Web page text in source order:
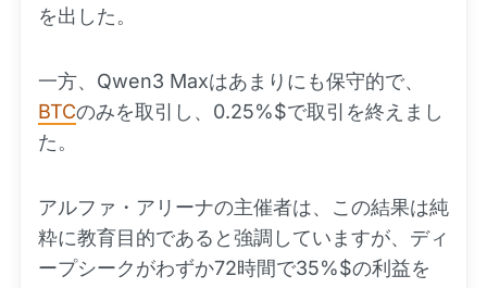
を出した。
一方、Qwen3 Maxはあまりにも保守的で、
BTCのみを取引し、0.25%$で取引を終えまし
た。
アルファ・アリーナの主催者は、この結果は純
粋に教育目的であると強調していますが、ディ
ープシークがわずか72時間で35%$の利益を